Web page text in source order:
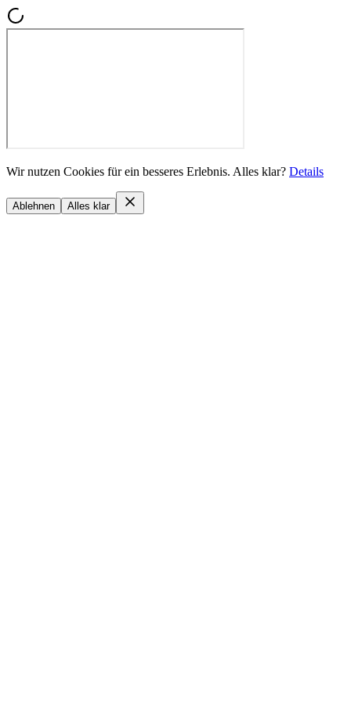
Wir nutzen Cookies für ein besseres Erlebnis. Alles klar? Details
Ablehnen Alles klar